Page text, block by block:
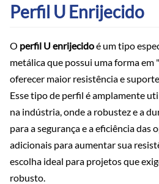
Perfil U Enrijecido
O perfil U enrijecidoé um tipo
metálica que possui uma forma em
oferecer maior resistência e
Esse tipo de perfil é amplamente
na indústria, onde a robustez e a
para a segurança e a eficiência das
adicionais para aumentar sua
escolha ideal para projetos que
robusto.